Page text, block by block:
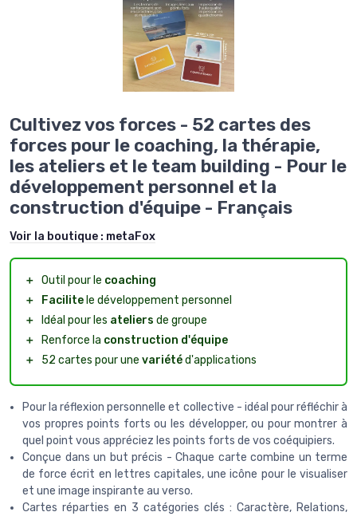
Cultivez vos forces - 52 cartes des
forces pour le coaching, la thérapie,
les ateliers et le team building - Pour le
développement personnel et la
construction d'équipe - Français
Voir la boutique : metaFox
＋ Outil pour le coaching
＋
Facilite le développement personnel
＋
Idéal pour les ateliers de groupe
＋
Renforce la construction d'équipe
＋
52 cartes pour une variétéd'applications
Pour la réflexion personnelle et collective - idéal pour réfléchir à
vos propres points forts ou les développer, ou pour montrer à
quel point vous appréciez les points forts de vos coéquipiers.
Conçue dans un but précis - Chaque carte combine un terme
de force écrit en lettres capitales, une icône pour le visualiser
et une image inspirante au verso.
Cartes réparties en 3 catégories clés : Caractère, Relations,